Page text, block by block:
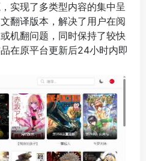
实现了多类型内容的集中呈
翻译版本，解决了用户在阅
机翻问题，同时保持了较快
在原平台更新后24小时内即